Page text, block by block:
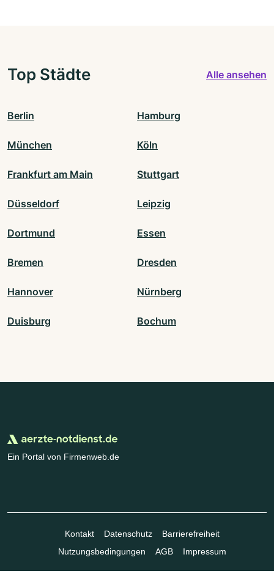
Top Städte Alle ansehen
Berlin Hamburg
München Köln
Frankfurt am Main Stuttgart
Düsseldorf Leipzig
Dortmund Essen
Bremen Dresden
Hannover Nürnberg
Duisburg Bochum
Ein Portal von Firmenweb.de
Kontakt Datenschutz
Barrierefreiheit
Nutzungsbedingungen
AGB Impressum